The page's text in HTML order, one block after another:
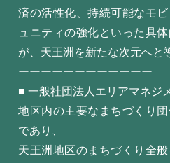
済の活性化、持続可能なモ
ュニティの強化といった具
が、天王洲を新たな次元へと
ーーーーーーーーーーーー
■ 一般社団法人エリアマネジ
地区内の主要なまちづくり
であり、
天王洲地区のまちづくり全